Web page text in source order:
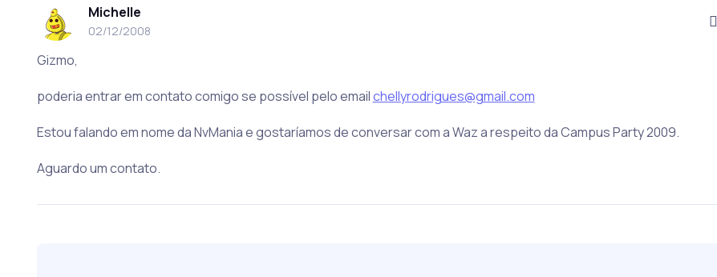
Michelle
02/12/2008
Gizmo,
poderia entrar em contato comigo se possível pelo emailchellyrodrigues@gmail.com
Estou falando em nome da NvMania e gostaríamos de conversar com a Waz a respeito da Campus Party 2009.
Aguardo um contato.